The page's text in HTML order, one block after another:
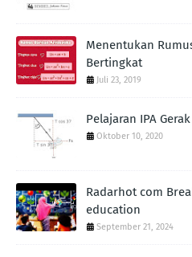
Menentukan
Bertingkat
Juli 23, 2019
Pelajaran IPA
Oktober 10, 2020
Radarhot com
education
September 21, 2024